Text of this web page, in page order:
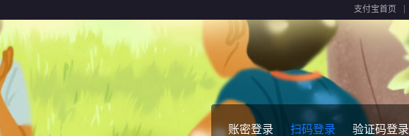
支付宝首页
账密登录 扫码登录 验证码登录